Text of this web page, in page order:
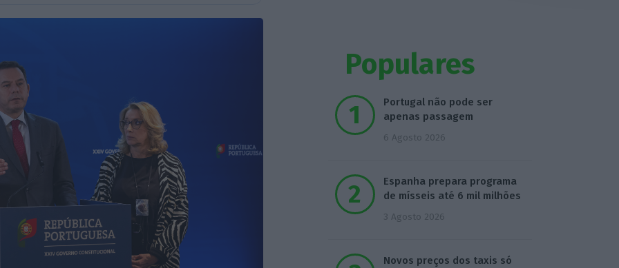
Populares
Portugal não pode ser
apenas passagem
6 Agosto 2026
Espanha prepara programa
de mísseis até 6 mil milhões
3 Agosto 2026
Novos preços dos taxis só